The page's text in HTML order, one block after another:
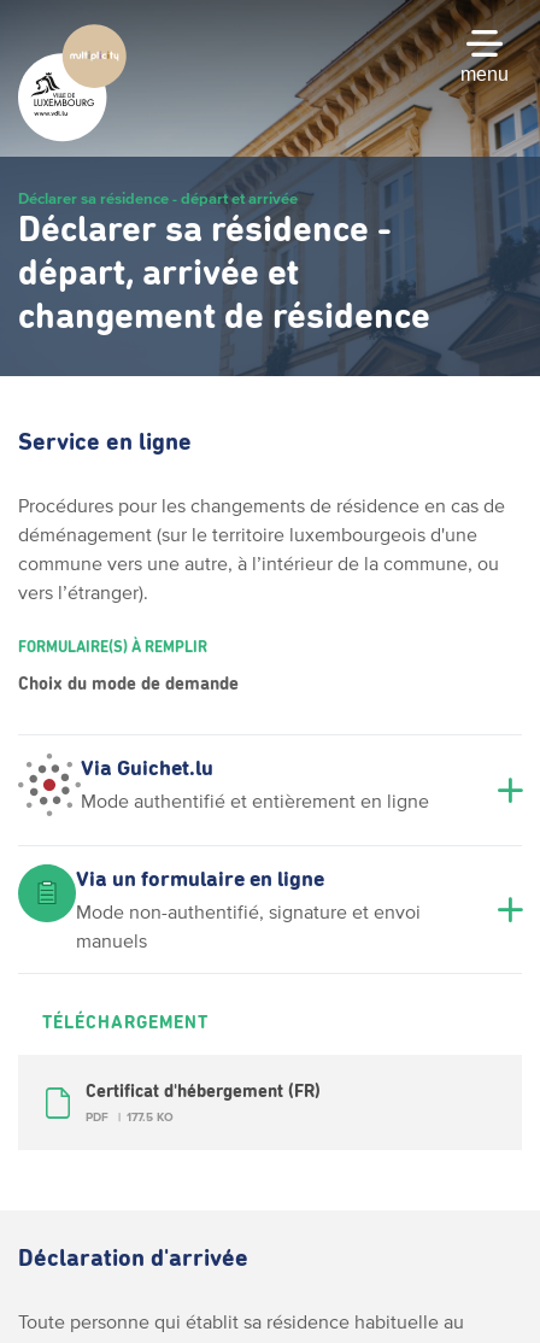
contenu
principal
menu
Déclarer sa résidence - départ et arrivée
Déclarer sa résidence -
départ, arrivée et
changement de résidence
Service en ligne
Procédures pour les changements de résidence en cas de
déménagement (sur le territoire luxembourgeois d'une
commune vers une autre, à l’intérieur de la commune, ou
vers l’étranger).
FORMULAIRE(S) À REMPLIR
Choix du mode de demande
Via Guichet.lu
Mode authentifié et entièrement en ligne
Via un formulaire en ligne
Mode non-authentifié, signature et envoi
manuels
TÉLÉCHARGEMENT
Certificat d'hébergement (FR)
PDF 177.5 KO
Déclaration d'arrivée
Toute personne qui établit sa résidence habituelle au